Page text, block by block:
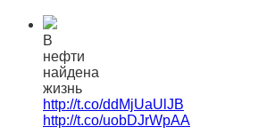
В
нефти
найдена
жизнь
http://t.co/ddMjUaUlJB
http://t.co/uobDJrWpAA